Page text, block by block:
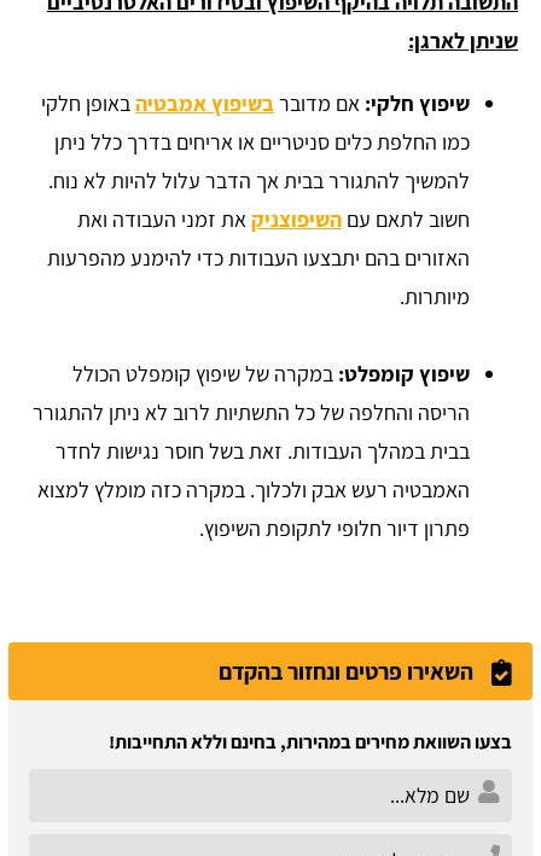
שניתן לארגן:
שיפוץ חלקי: אם מדוברבשיפוץ אמבטיהבאופן חלקי
כמו החלפת כלים סניטריים או אריחים בדרך כלל ניתן
להמשיך להתגורר בבית אך הדבר עלול להיות לא נוח.
חשוב לתאם עם השיפוצניקאת זמני העבודה ואת
האזורים בהם יתבצעו העבודות כדי להימנע מהפרעות
מיותרות.
שיפוץ קומפלט: במקרה של שיפוץ קומפלט הכולל
הריסה והחלפה של כל התשתיות לרוב לא ניתן להתגורר
בבית במהלך העבודות. זאת בשל חוסר נגישות לחדר
האמבטיה רעש אבק ולכלוך. במקרה כזה מומלץ למצוא
פתרון דיור חלופי לתקופת השיפוץ.
השאירו פרטים ונחזור בהקדם
בצעו השוואת מחירים במהירות, בחינם וללא התחייבות!